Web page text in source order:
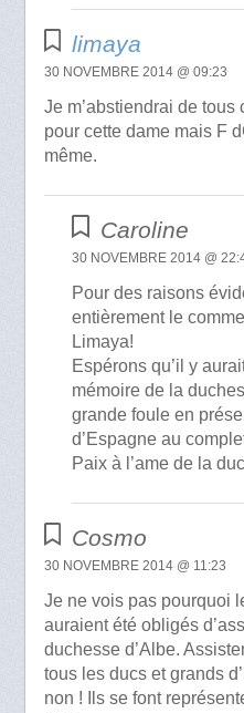
limaya
30 NOVEMBRE 2014 @ 09:23
Je m’abstiendrai de
pour cette dame mais F
même.
Caroline
30 NOVEMBRE 2014 @
Pour des raisons
entièrement le
Limaya!
Espérons qu’il y
mémoire de la
grande foule en
d’Espagne au
Paix à l’ame de la
Cosmo
30 NOVEMBRE 2014 @ 11:23
Je ne vois pas pourquoi
auraient été obligés
duchesse d’Albe.
tous les ducs et grands
non ! Ils se font